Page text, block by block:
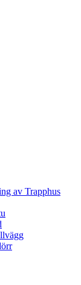
av Trapphus